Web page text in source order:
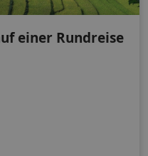
einer Rundreise